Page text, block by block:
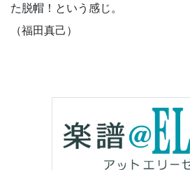
た脱帽！という感じ。
（福田真己）